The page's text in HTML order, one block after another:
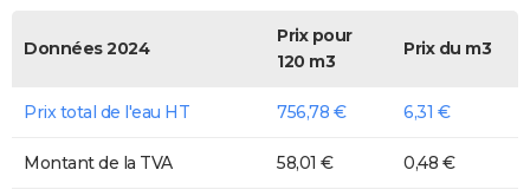
Données 2024
Prix pour
120 m3
Prix du m3
Prix total de l'eau HT 756,78 € 6,31 €
Montant de la TVA 58,01 € 0,48 €